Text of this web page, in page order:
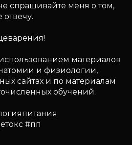
спрашивайте меня о том,
отвечу.
материалов
и физиологии,
сайтах и по материалам
обучений.
#пп